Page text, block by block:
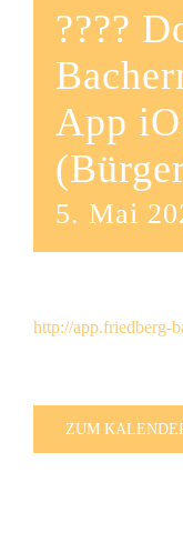
????
App
5. Mai
http://app.friedberg-
ZUM